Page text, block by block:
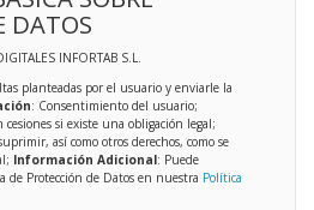
DATOS
INFORTAB S.L.
planteadas por el usuario y enviarle la
: Consentimiento del usuario;
cesiones si existe una obligación legal;
así como otros derechos, como se
Información Adicional: Puede
de Protección de Datos en nuestra Política